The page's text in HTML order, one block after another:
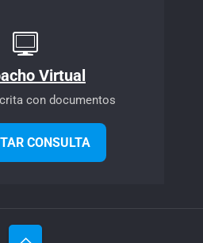
Virtual
con documentos
CONSULTA